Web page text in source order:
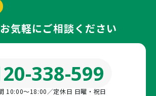
気軽にご相談ください
338-599
10:00〜18:00／定休日 日曜・祝日